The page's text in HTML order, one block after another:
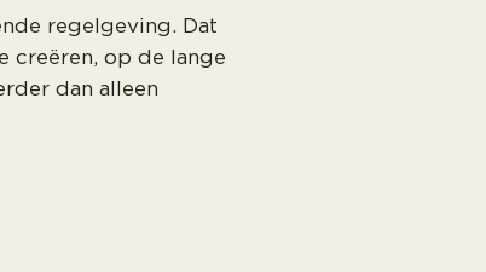
regelgeving. Dat
creëren, op de lange
dan alleen